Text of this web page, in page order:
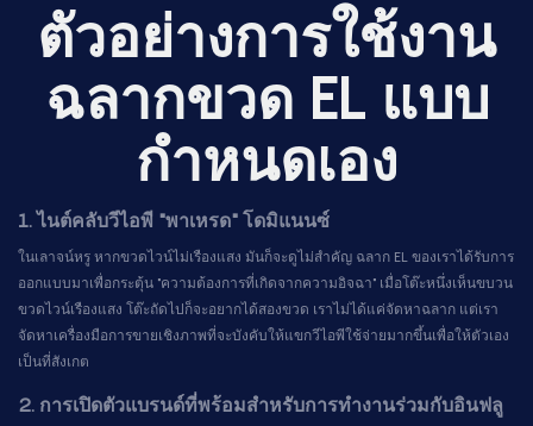
ตัวอย่างการใช้งาน
ฉลากขวด EL แบบ
กำหนดเอง
1. ไนต์คลับวีไอพี "พาเหรด" โดมิแนนซ์
ในเลาจน์หรู หากขวดไวน์ไม่เรืองแสง มันก็จะดูไม่สำคัญ ฉลาก EL ของเราได้รับการ
ออกแบบมาเพื่อกระตุ้น "ความต้องการที่เกิดจากความอิจฉา" เมื่อโต๊ะหนึ่งเห็นขบวน
ขวดไวน์เรืองแสง โต๊ะถัดไปก็จะอยากได้สองขวด เราไม่ได้แค่จัดหาฉลาก แต่เรา
จัดหาเครื่องมือการขายเชิงภาพที่จะบังคับให้แขกวีไอพีใช้จ่ายมากขึ้นเพื่อให้ตัวเอง
เป็นที่สังเกต
2. การเปิดตัวแบรนด์ที่พร้อมสำหรับการทำงานร่วมกับอินฟลู